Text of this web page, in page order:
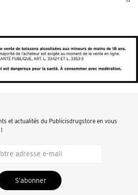
et actualités du Publicisdrugstore en vous
S’abonner